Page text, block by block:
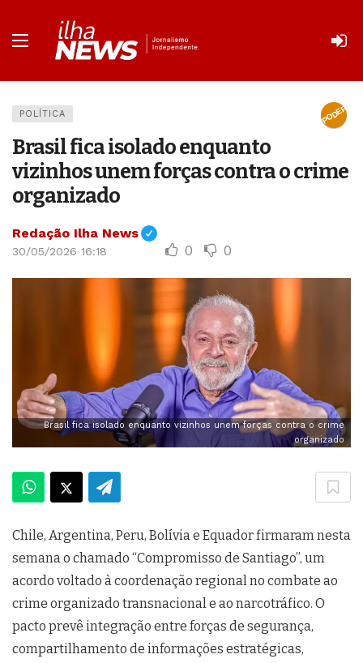
PODER
POLÍTICA
Brasil fica isolado enquanto
vizinhos unem forças contra o crime
organizado
Redação Ilha News
30/05/2026 16:18 0 0
Brasil fica isolado enquanto vizinhos unem forças contra o crime
organizado
Chile, Argentina, Peru, Bolívia e Equador firmaram nesta
semana o chamado “Compromisso de Santiago”, um
acordo voltado à coordenação regional no combate ao
crime organizado transnacional e ao narcotráfico. O
pacto prevê integração entre forças de segurança,
compartilhamento de informações estratégicas,